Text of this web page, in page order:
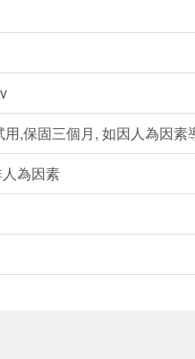
用,保固三個月, 如因人為因
為因素